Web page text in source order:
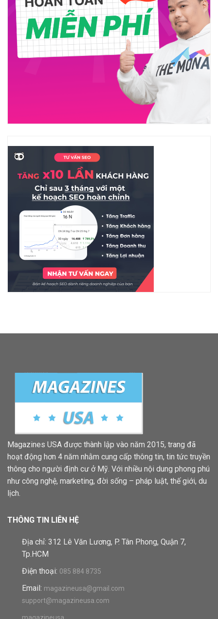
Magazines USA được thành lập vào năm 2015, trang đã
hoạt động hơn 4 năm nhằm cung cấp thông tin, tin tức truyền
thông cho người định cư ở Mỹ. Với nhiều nội dung phong phú
như công nghệ, marketing, đời sống – pháp luật, thế giới, du
lịch.
THÔNG TIN LIÊN HỆ
Địa chỉ: 312 Lê Văn Lương, P. Tân Phong, Quận 7,
Tp.HCM
Điện thoại: 085 884 8735
Email: magazineusa@gmail.com
support@magazineusa.com